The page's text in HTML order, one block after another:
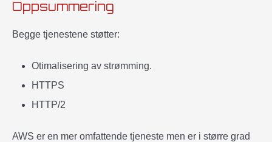
Oppsummering
Begge tjenestene støtter:
Otimalisering av strømming.
HTTPS
HTTP/2
AWS er en mer omfattende tjeneste men er i større grad